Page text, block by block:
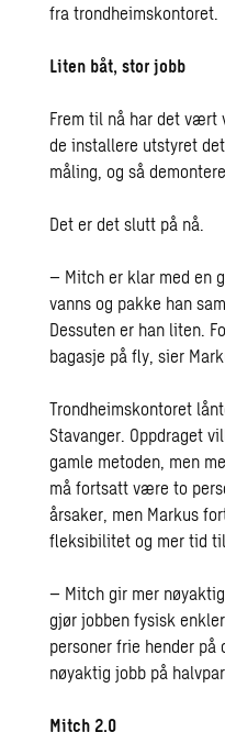
fra trondheimskontoret.
Liten båt, stor jobb
Frem til nå har det vært
de installere utstyret
måling, og så
Det er det slutt på nå.
– Mitch er klar med en
vanns og pakke han
Dessuten er han liten.
bagasje på fly, sier
Trondheimskontoret
Stavanger. Oppdraget
gamle metoden, men
må fortsatt være to
årsaker, men Markus
fleksibilitet og mer tid
– Mitch gir mer
gjør jobben fysisk
personer frie hender på
nøyaktig jobb på
Mitch 2.0